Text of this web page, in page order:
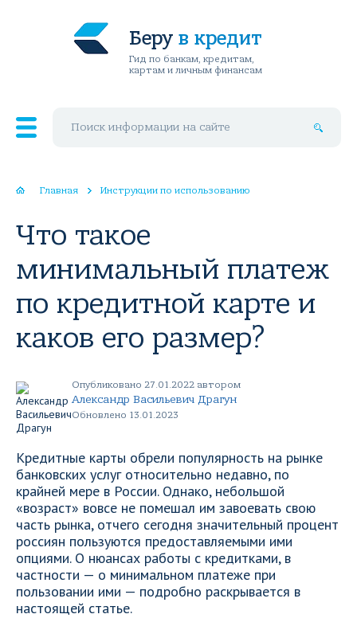
Беру в кредит
Гид по банкам, кредитам,
картам и личным финансам
Главная Инструкции по использованию
Что такое
минимальный платеж
по кредитной карте и
каков его размер?
Опубликовано 27.01.2022 автором
Александр Васильевич Драгун
Обновлено 13.01.2023
Кредитные карты обрели популярность на рынке
банковских услуг относительно недавно, по
крайней мере в России. Однако, небольшой
«возраст» вовсе не помешал им завоевать свою
часть рынка, отчего сегодня значительный процент
россиян пользуются предоставляемыми ими
опциями. О нюансах работы с кредитками, в
частности — о минимальном платеже при
пользовании ими — подробно раскрывается в
настоящей статье.